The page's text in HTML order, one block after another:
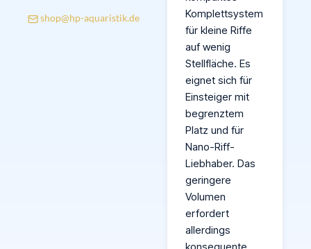
shop@hp-aquaristik.de
Komplettsystem
für kleine Riffe
auf wenig
Stellfläche. Es
eignet sich für
Einsteiger mit
begrenztem
Platz und für
Nano-Riff-
Liebhaber. Das
geringere
Volumen
erfordert
allerdings